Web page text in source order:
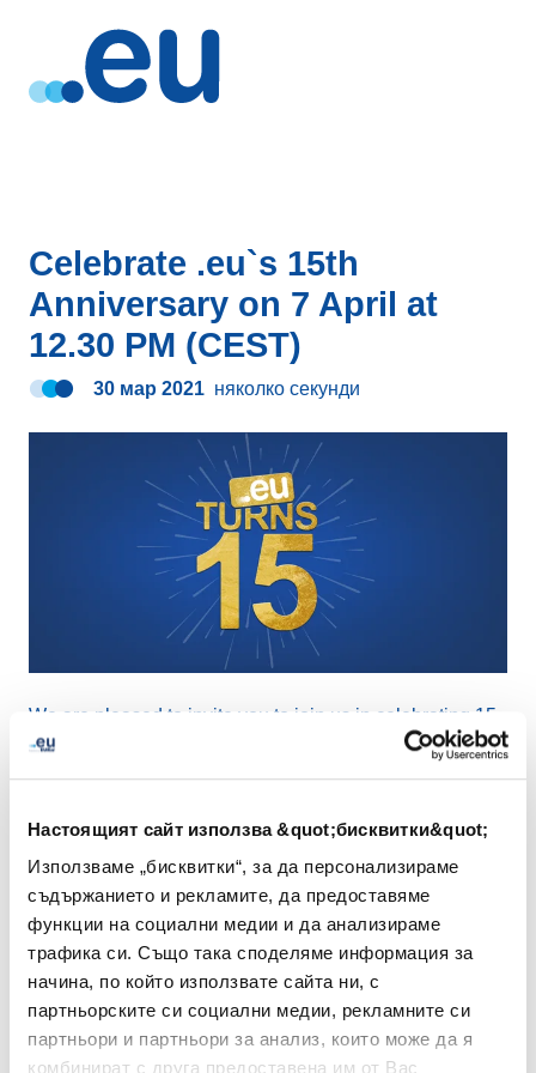
Настоящият сайт използва &quot;бисквитки&quot;
Използваме „бисквитки“, за да персонализираме
съдържанието и рекламите, да предоставяме
функции на социални медии и да анализираме
трафика си. Също така споделяме информация за
начина, по който използвате сайта ни, с
партньорските си социални медии, рекламните си
партньори и партньори за анализ, които може да я
комбинират с друга предоставена им от Вас
Celebrate .eu`s 15th
Anniversary on 7 April at
12.30 PM (CEST)
30 мар 2021 няколко секунди
We are pleased to invite you to join us in celebrating 15
years of the European online community!
(CEST)on our .eu Live Talk page
https://link.eurid.eu/eulivetalks
We look forward to reflecting back on some of .eu’s most
impressive milestones and sharing untold stories with
you!
Looking forward to see you there!